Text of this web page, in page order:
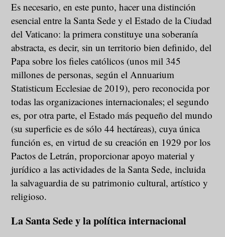
Es necesario, en este punto, hacer una distinción
esencial entre la Santa Sede y el Estado de la Ciudad
del Vaticano: la primera constituye una soberanía
abstracta, es decir, sin un territorio bien definido, del
Papa sobre los fieles católicos (unos mil 345
millones de personas, según el Annuarium
Statisticum Ecclesiae de 2019), pero reconocida por
todas las organizaciones internacionales; el segundo
es, por otra parte, el Estado más pequeño del mundo
(su superficie es de sólo 44 hectáreas), cuya única
función es, en virtud de su creación en 1929 por los
Pactos de Letrán, proporcionar apoyo material y
jurídico a las actividades de la Santa Sede, incluida
la salvaguardia de su patrimonio cultural, artístico y
religioso.
La Santa Sede y la política internacional